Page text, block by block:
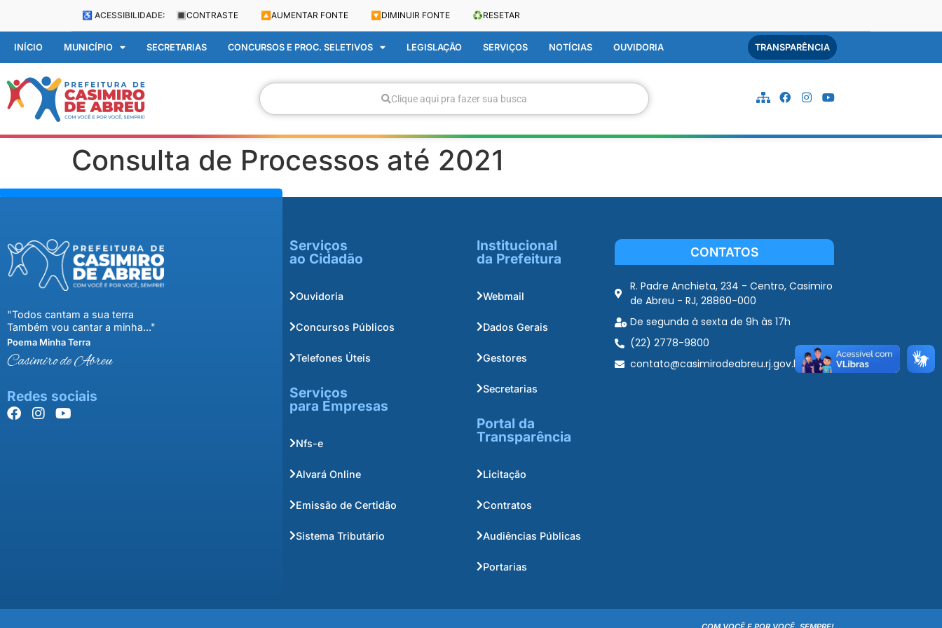
♿ ACESSIBILIDADE: 🔳 CONTRASTE 🔼 AUMENTAR FONTE 🔽 DIMINUIR FONTE ♻️RESETAR
INÍCIO MUNICÍPIO SECRETARIAS CONCURSOS E PROC. SELETIVOS LEGISLAÇÃO SERVIÇOS NOTÍCIAS OUVIDORIA TRANSPARÊNCIA
Clique aqui pra fazer sua busca
Consulta de Processos até 2021
"Todos cantam a sua terra
Também vou cantar a minha..."
Poema Minha Terra
Casimiro de Abreu
Redes sociais
Serviços
ao Cidadão
Ouvidoria
Concursos Públicos
Telefones Úteis
Serviços
para Empresas
Nfs-e
Alvará Online
Emissão de Certidão
Sistema Tributário
Institucional
da Prefeitura
Webmail
Dados Gerais
Gestores
Secretarias
Portal da
Transparência
Licitação
Contratos
Audiências Públicas
Portarias
CONTATOS
R. Padre Anchieta, 234 - Centro, Casimiro
de Abreu - RJ, 28860-000
De segunda à sexta de 9h às 17h
(22) 2778-9800
contato@casimirodeabreu.rj.gov.br